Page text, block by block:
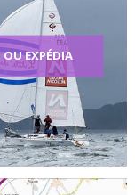
EXPÉDIA